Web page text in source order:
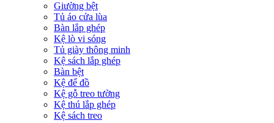
Giường bệt
Tủ áo cửa lùa
Bàn lắp ghép
Kệ lò vi sóng
Tủ giày thông minh
Kệ sách lắp ghép
Bàn bệt
Kệ để đồ
Kệ gỗ treo tường
Kệ thú lắp ghép
Kệ sách treo